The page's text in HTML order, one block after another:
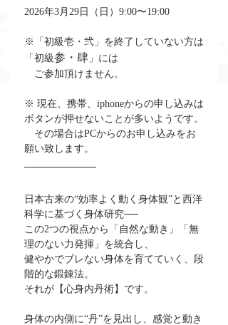
2026年3月29日（日）9:00〜19:00
※「初級壱・弐」を終了していない方は
「初級参・肆 」には
ご参加頂けません。
※ 現在、携帯、iphoneからの申し込みは
ボタンが押せないことが多いようです。
その場合はPCからのお申し込みをお
願い致します。
日本古来の“効率よく動く身体観”と西洋
科学に基づく身体研究──
この2つの視点から「自然な動き」「無
理のない力発揮」を統合し、
健やかでブレない身体を育てていく、段
階的な鍛錬法。
それが【心身内丹術】です。
身体の内側に“丹”を見出し、感覚と動き